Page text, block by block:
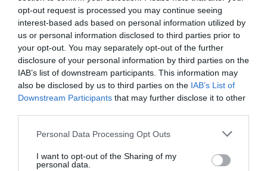
opt-out request is processed you may continue seeing
interest-based ads based on personal information utilized by
us or personal information disclosed to third parties prior to
your opt-out. You may separately opt-out of the further
disclosure of your personal information by third parties on the
IAB’s list of downstream participants. This information may
also be disclosed by us to third parties on the IAB’s List of
Downstream Participants that may further disclose it to other
Please note that this website/app uses one or more Google
not limited to your visit or usage behaviour. You may click to
grant or deny consent to Google and its third-party tags to
Personal Data Processing Opt Outs
I want to opt-out of the Sharing of my
personal data.
Inghilterra-Argentina, molto più di una partita
15 Luglio 2026